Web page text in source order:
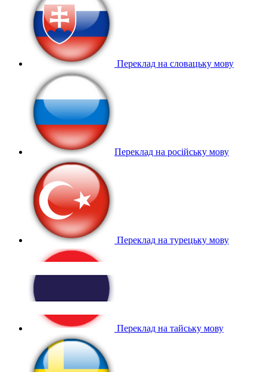
Переклад на словацьку мову
Переклад на російську мову
Переклад на турецьку мову
Переклад на тайську мову